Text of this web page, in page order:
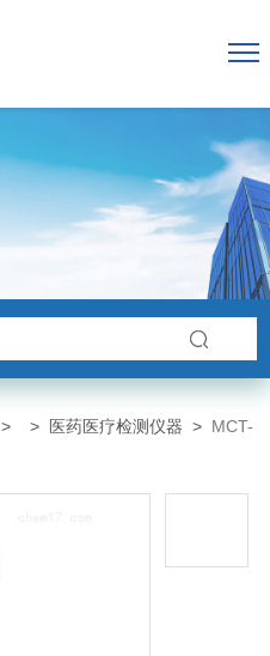
> > 医药医疗检测仪器 > MCT-